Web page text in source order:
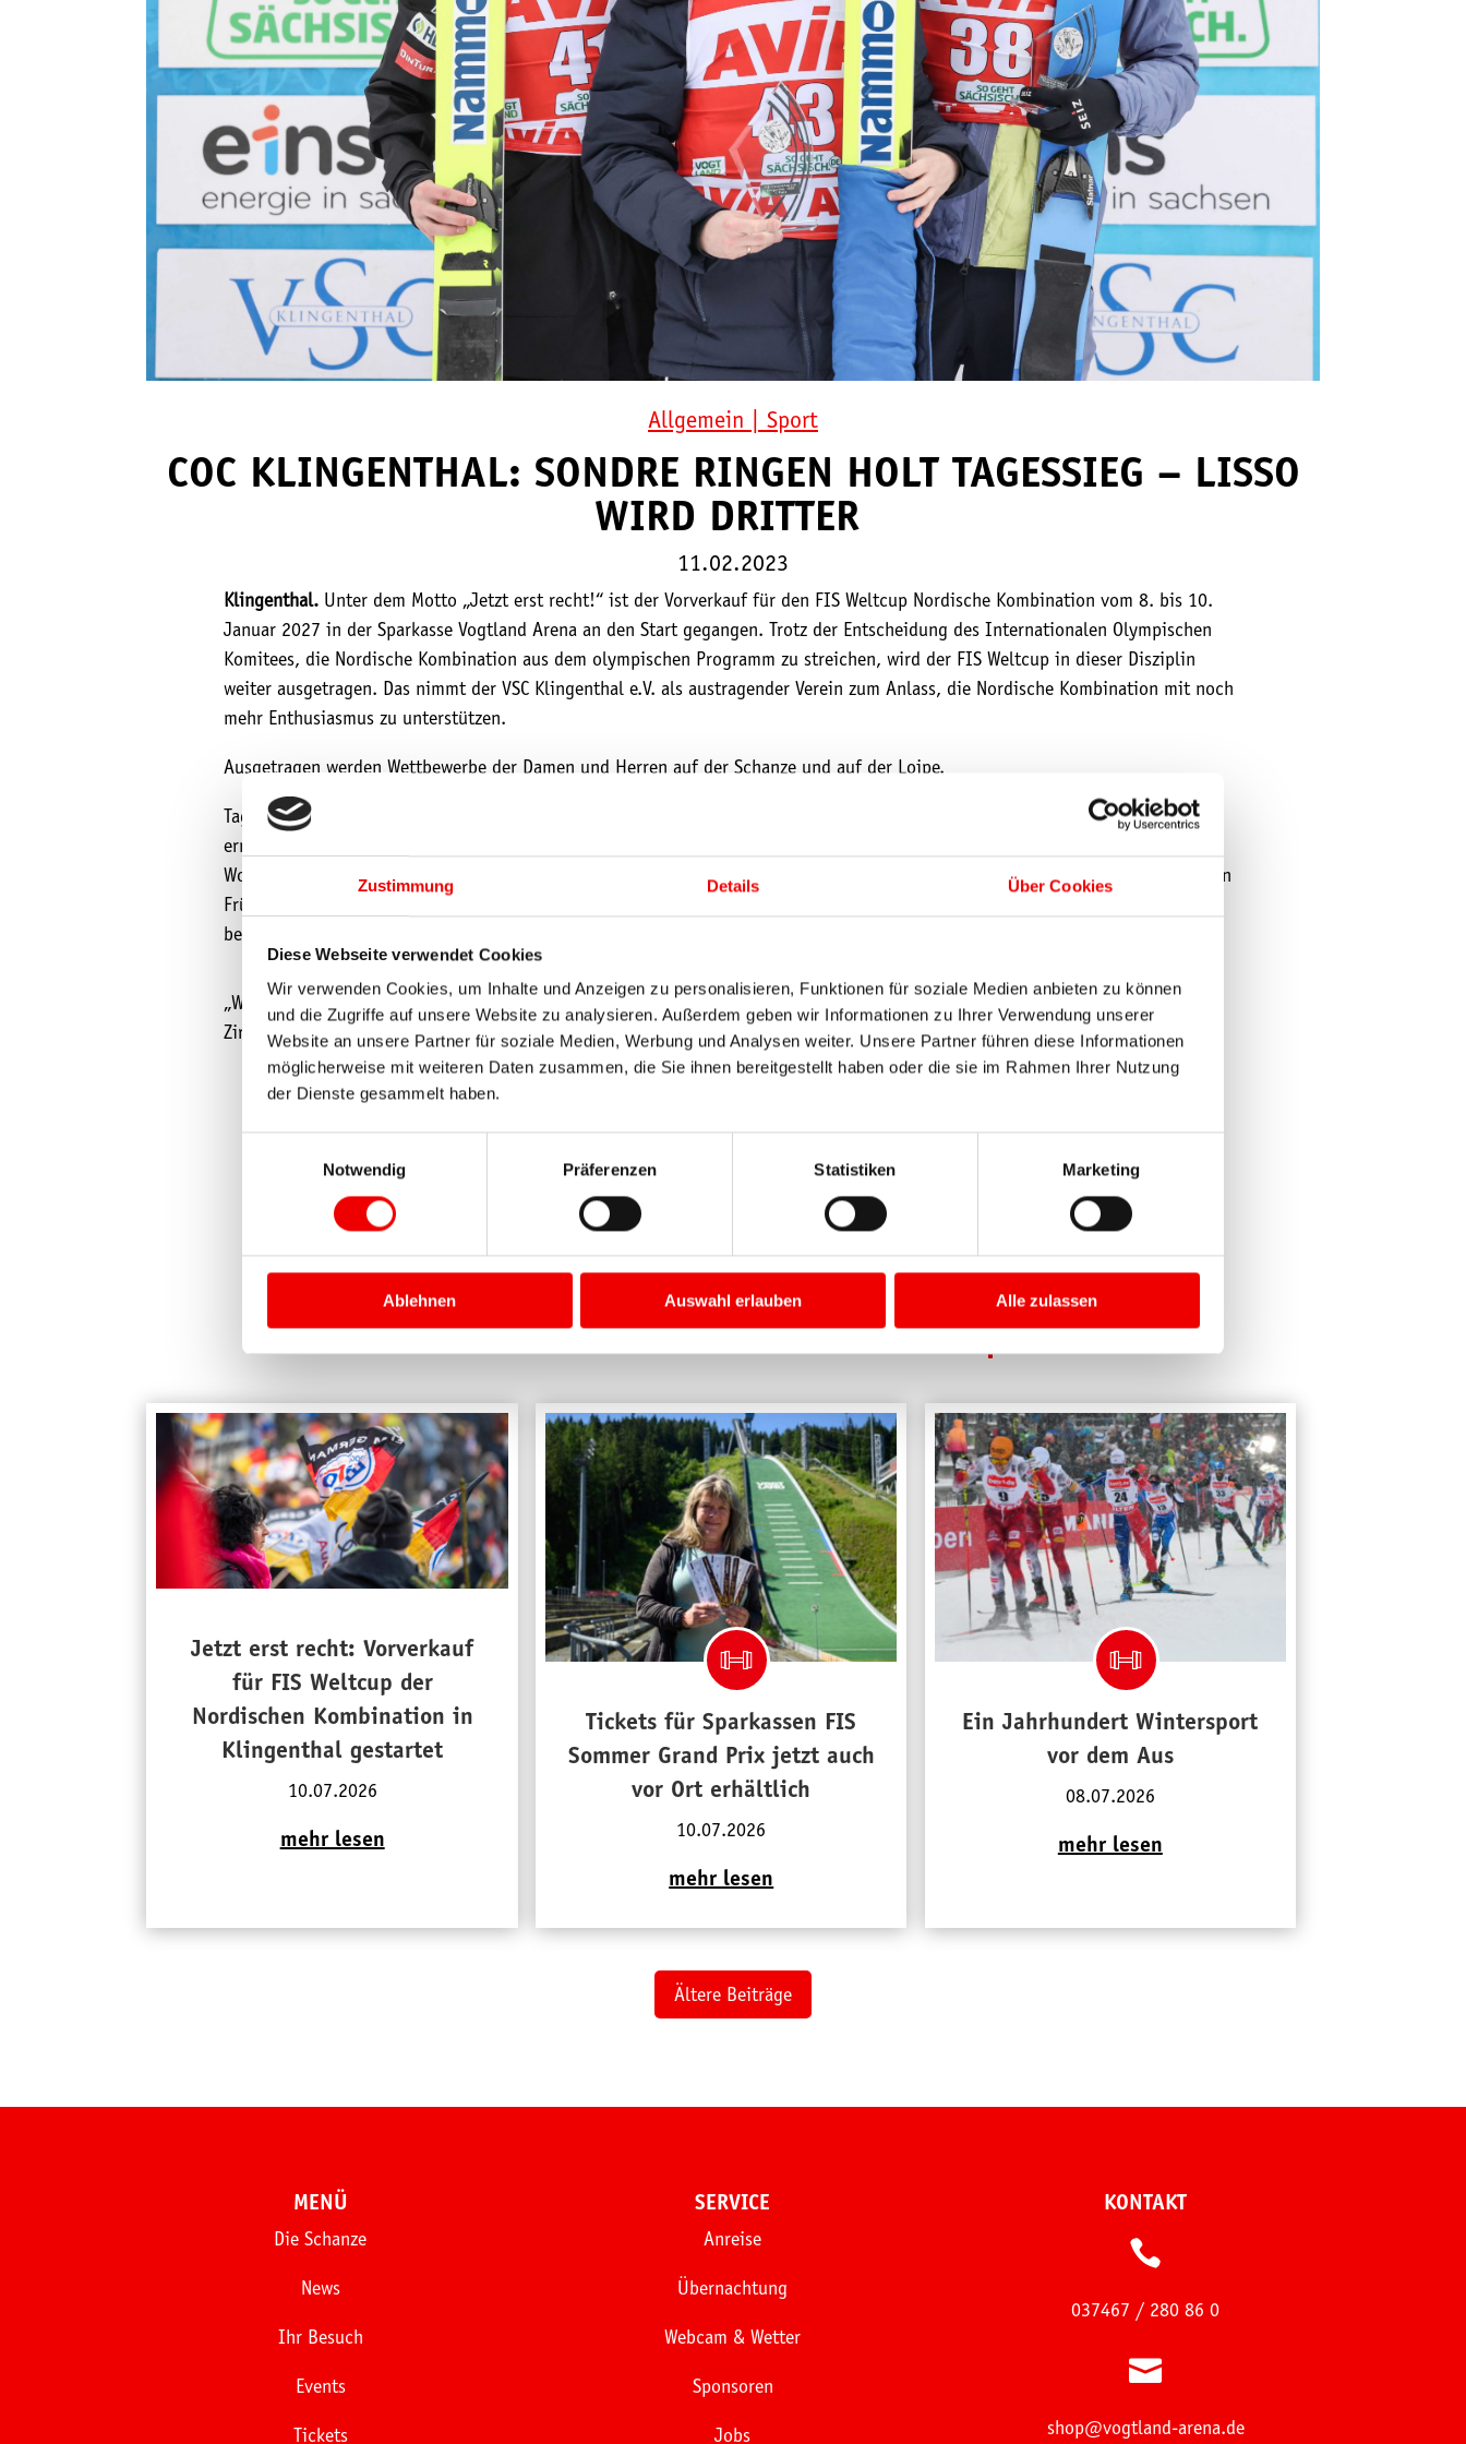
Zustimmung Details Über Cookies
Diese Webseite verwendet Cookies
Wir verwenden Cookies, um Inhalte und Anzeigen zu personalisieren, Funktionen für soziale Medien anbieten zu können
und die Zugriffe auf unsere Website zu analysieren. Außerdem geben wir Informationen zu Ihrer Verwendung unserer
Website an unsere Partner für soziale Medien, Werbung und Analysen weiter. Unsere Partner führen diese Informationen
möglicherweise mit weiteren Daten zusammen, die Sie ihnen bereitgestellt haben oder die sie im Rahmen Ihrer Nutzung
der Dienste gesammelt haben.
Notwendig
Präferenzen Statistiken Marketing
Ablehnen Auswahl erlauben Alle zulassen
Allgemein Sport
COC KLINGENTHAL: SONDRE RINGEN HOLT TAGESSIEG – LISSO
WIRD DRITTER
11.02.2023
Klingenthal. Unter dem Motto „Jetzt erst recht!“ ist der Vorverkauf für den FIS Weltcup Nordische Kombination vom 8. bis 10.
Januar 2027 in der Sparkasse Vogtland Arena an den Start gegangen. Trotz der Entscheidung des Internationalen Olympischen
Komitees, die Nordische Kombination aus dem olympischen Programm zu streichen, wird der FIS Weltcup in dieser Disziplin
weiter ausgetragen. Das nimmt der VSC Klingenthal e.V. als austragender Verein zum Anlass, die Nordische Kombination mit noch
mehr Enthusiasmus zu unterstützen.
Ausgetragen werden Wettbewerbe der Damen und Herren auf der Schanze und auf der Loipe.
Tagestickets für Erwachsene sind am Freitag ab 7,00 Euro sowie am Samstag und Sonntag jeweils ab 18,50 Euro erhältlich,
ermäßigte Tickets ab 5,00 beziehungsweise 14,00 Euro. Wer alle drei Wettkampftage besuchen möchte, kann das günstigere
Wochenendticket ab 34,00 Euro, ermäßigt ab 29,00 Euro erwerben. Bis zum 31. Dezember 2026 gilt für alle Ticketkategorien ein
Frühbucherrabatt gegenüber dem Preis an der Tageskasse. Kinder bis einschließlich 12 Jahre können das Event kostenlos
besuchen.
„Wir wollen der Nordischen Kombination eine Bühne bieten, mit all der Begeisterung, die dieser Sport auslöst.“, so Alexander
Ziron, Geschäftsführer des VSC Klingenthal e.V..
WEITERE BEITRÄGE IN "ALLGEMEIN|SPORT"
Jetzt erst recht: Vorverkauf
für FIS Weltcup der
Nordischen Kombination in
Klingenthal gestartet
10.07.2026
mehr lesen
Tickets für Sparkassen FIS
Sommer Grand Prix jetzt auch
vor Ort erhältlich
10.07.2026
mehr lesen
Ein Jahrhundert Wintersport
vor dem Aus
08.07.2026
mehr lesen
Ältere Beiträge
MENÜ
Die Schanze
News
Ihr Besuch
Events
Tickets
SERVICE
Anreise
Übernachtung
Webcam & Wetter
Sponsoren
Jobs
KONTAKT

037467 / 280 86 0

shop@vogtland-arena.de